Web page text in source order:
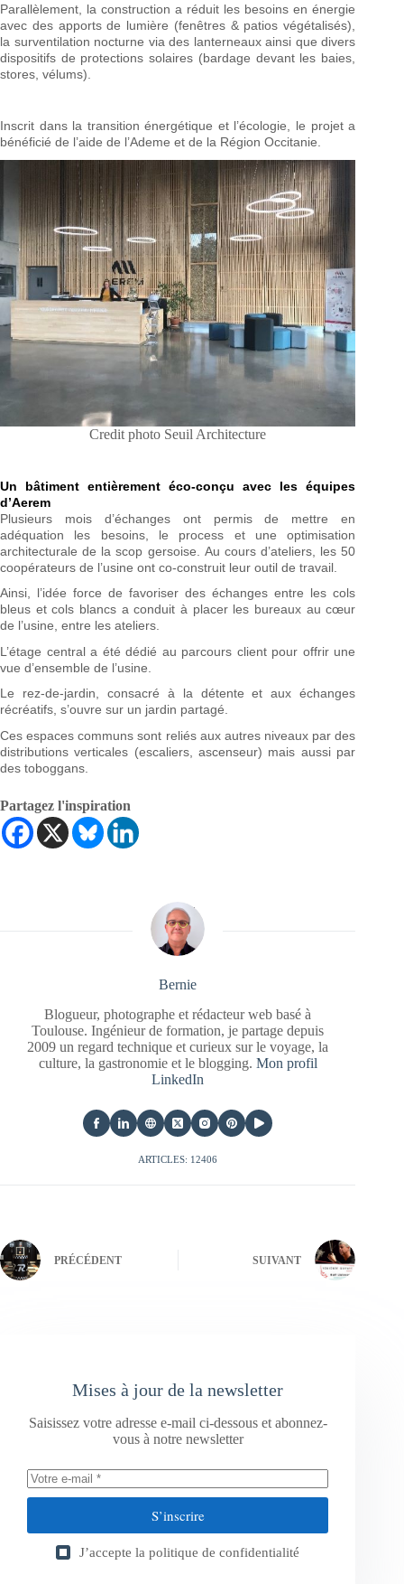
Parallèlement, la construction a réduit les besoins en énergie
avec des apports de lumière (fenêtres & patios végétalisés),
la surventilation nocturne via des lanterneaux ainsi que divers
dispositifs de protections solaires (bardage devant les baies,
stores, vélums).
Inscrit dans la transition énergétique et l’écologie, le projet a
bénéficié de l’aide de l’Ademe et de la Région Occitanie.
Credit photo Seuil Architecture
Un bâtiment entièrement éco-conçu avec les équipes
d’Aerem
Plusieurs mois d’échanges ont permis de mettre en
adéquation les besoins, le process et une optimisation
architecturale de la scop gersoise. Au cours d’ateliers, les 50
coopérateurs de l’usine ont co-construit leur outil de travail.
Ainsi, l’idée force de favoriser des échanges entre les cols
bleus et cols blancs a conduit à placer les bureaux au cœur
de l’usine, entre les ateliers.
L’étage central a été dédié au parcours client pour offrir une
vue d’ensemble de l’usine.
Le rez-de-jardin, consacré à la détente et aux échanges
récréatifs, s’ouvre sur un jardin partagé.
Ces espaces communs sont reliés aux autres niveaux par des
distributions verticales (escaliers, ascenseur) mais aussi par
des toboggans.
Partagez l'inspiration
Bernie
Blogueur, photographe et rédacteur web basé à
Toulouse. Ingénieur de formation, je partage depuis
2009 un regard technique et curieux sur le voyage, la
culture, la gastronomie et le blogging. Mon profil
LinkedIn
ARTICLES: 12406
PRÉCÉDENT SUIVANT
Mises à jour de la newsletter
Saisissez votre adresse e-mail ci-dessous et abonnez-
vous à notre newsletter
S’inscrire
J’accepte la politique de confidentialité